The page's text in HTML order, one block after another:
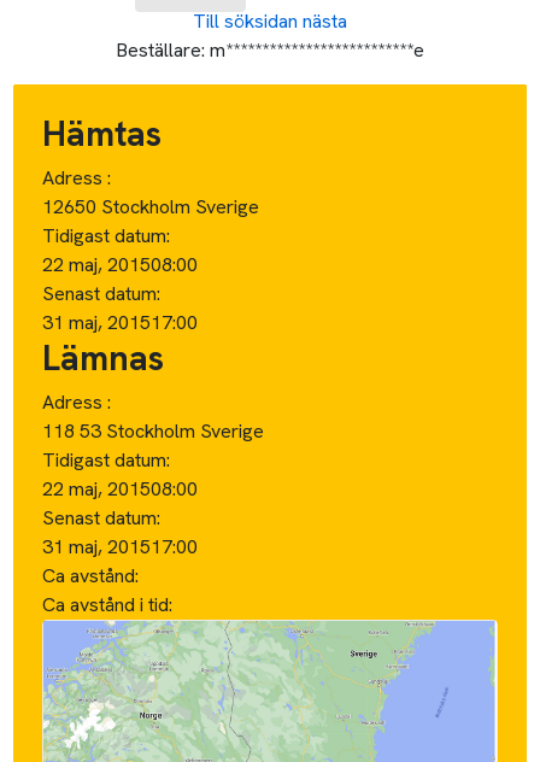
Till söksidan nästa
Beställare: m**************************e
Hämtas
Adress :
12650 Stockholm Sverige
Tidigast datum:
22 maj, 201508:00
Senast datum:
31 maj, 201517:00
Lämnas
Adress :
118 53 Stockholm Sverige
Tidigast datum:
22 maj, 201508:00
Senast datum:
31 maj, 201517:00
Ca avstånd:
Ca avstånd i tid: